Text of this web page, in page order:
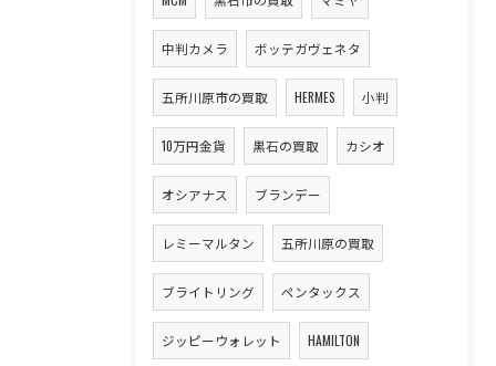
中判カメラ ボッテガヴェネタ
五所川原市の買取 HERMES 小判
10万円金貨 黒石の買取 カシオ
オシアナス ブランデー
レミーマルタン 五所川原の買取
ブライトリング ペンタックス
ジッピーウォレット HAMILTON